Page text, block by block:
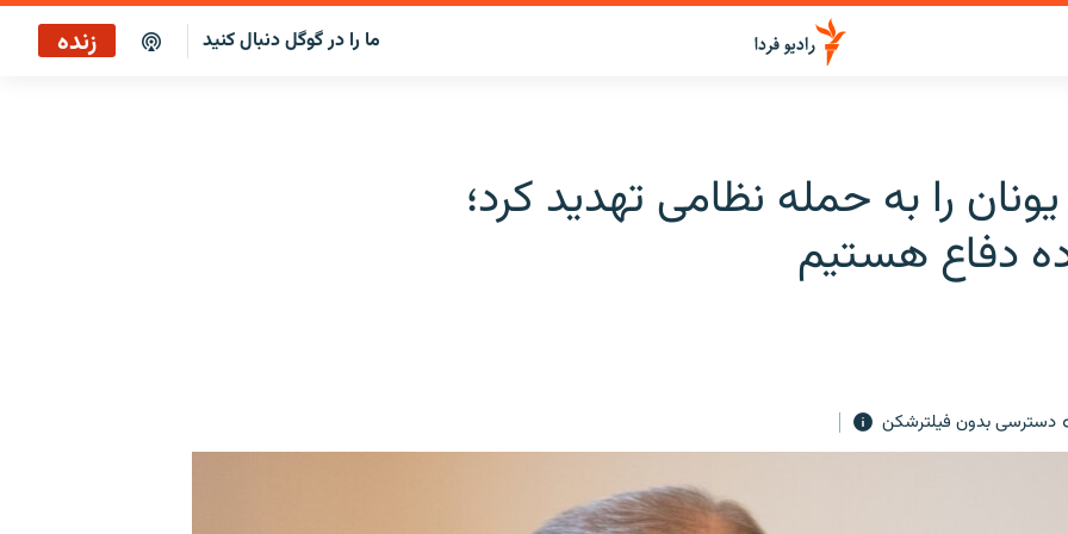
ما را در گوگل دنبال کنید زنده
را به حمله نظامی تهدید کرد؛
دفاع هستیم
دسترسی بدون فیلترشکن